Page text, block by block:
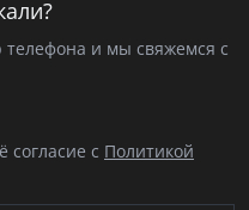
и мы свяжемся с
с Политикой